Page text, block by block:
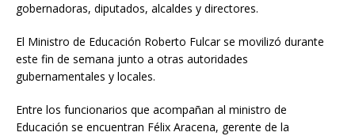
gobernadoras, diputados, alcaldes y directores.
El Ministro de Educación Roberto Fulcar se movilizó durante
este fin de semana junto a otras autoridades
gubernamentales y locales.
Entre los funcionarios que acompañan al ministro de
Educación se encuentran Félix Aracena, gerente de la